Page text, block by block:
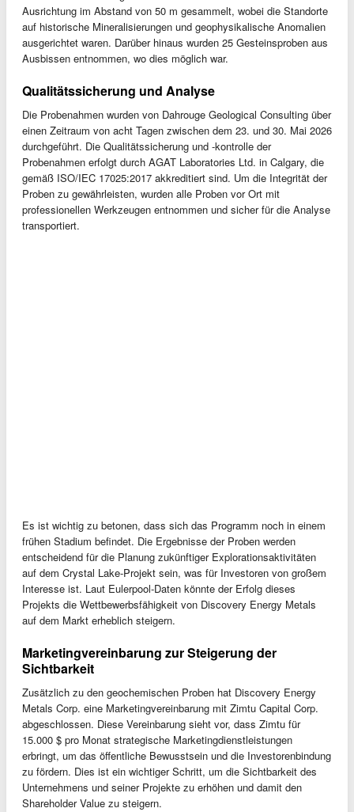
Ausrichtung im Abstand von 50 m gesammelt, wobei die Standorte
auf historische Mineralisierungen und geophysikalische Anomalien
ausgerichtet waren. Darüber hinaus wurden 25 Gesteinsproben aus
Ausbissen entnommen, wo dies möglich war.
Qualitätssicherung und Analyse
Die Probenahmen wurden von Dahrouge Geological Consulting über
einen Zeitraum von acht Tagen zwischen dem 23. und 30. Mai 2026
durchgeführt. Die Qualitätssicherung und -kontrolle der
Probenahmen erfolgt durch AGAT Laboratories Ltd. in Calgary, die
gemäß ISO/IEC 17025:2017 akkreditiert sind. Um die Integrität der
Proben zu gewährleisten, wurden alle Proben vor Ort mit
professionellen Werkzeugen entnommen und sicher für die Analyse
transportiert.
Es ist wichtig zu betonen, dass sich das Programm noch in einem
frühen Stadium befindet. Die Ergebnisse der Proben werden
entscheidend für die Planung zukünftiger Explorationsaktivitäten
auf dem Crystal Lake-Projekt sein, was für Investoren von großem
Interesse ist. Laut Eulerpool-Daten könnte der Erfolg dieses
Projekts die Wettbewerbsfähigkeit von Discovery Energy Metals
auf dem Markt erheblich steigern.
Marketingvereinbarung zur Steigerung der
Sichtbarkeit
Zusätzlich zu den geochemischen Proben hat Discovery Energy
Metals Corp. eine Marketingvereinbarung mit Zimtu Capital Corp.
abgeschlossen. Diese Vereinbarung sieht vor, dass Zimtu für
15.000 $ pro Monat strategische Marketingdienstleistungen
erbringt, um das öffentliche Bewusstsein und die Investorenbindung
zu fördern. Dies ist ein wichtiger Schritt, um die Sichtbarkeit des
Unternehmens und seiner Projekte zu erhöhen und damit den
Shareholder Value zu steigern.